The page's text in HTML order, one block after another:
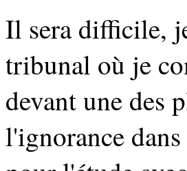
Il sera difficile,
tribunal où je
devant une des
l'ignorance